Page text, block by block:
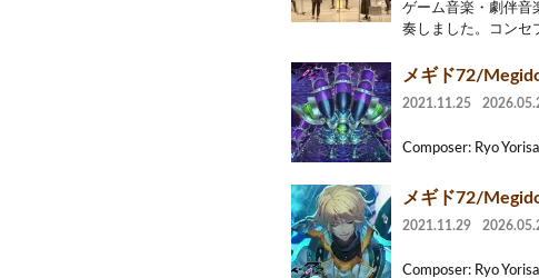
ゲーム音楽・劇伴音
奏しました。コンセ
メギド72/
2021.11.25
Composer: Ryo
メギド72/
2021.11.29
Composer: Ryo